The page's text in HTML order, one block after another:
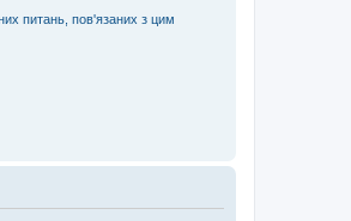
питань, пов'язаних з цим